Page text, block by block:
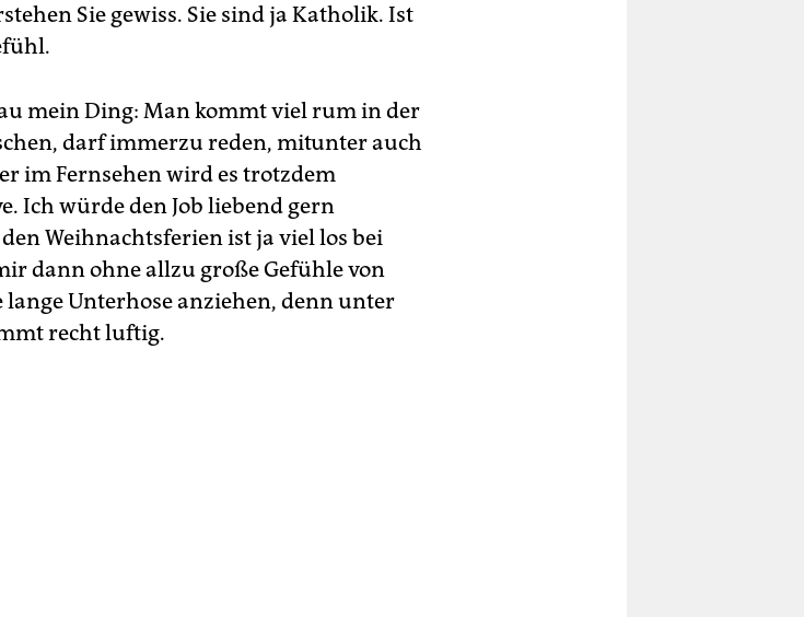
Sie gewiss. Sie sind ja Katholik. Ist
mein Ding: Man kommt viel rum in der
darf immerzu reden, mitunter auch
im Fern­sehen wird es trotzdem
Ich würde den Job liebend gern
Weihnachtsferien ist ja viel los bei
dann ohne allzu große Gefühle von
Unterhose anziehen, denn unter
recht luftig.